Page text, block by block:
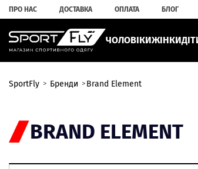
ПРО НАС ДОСТАВКА ОПЛАТА БЛОГ
ЧОЛОВІКИЖІНКИ
SportFly Бренди Brand Element
BRAND ELEMENT